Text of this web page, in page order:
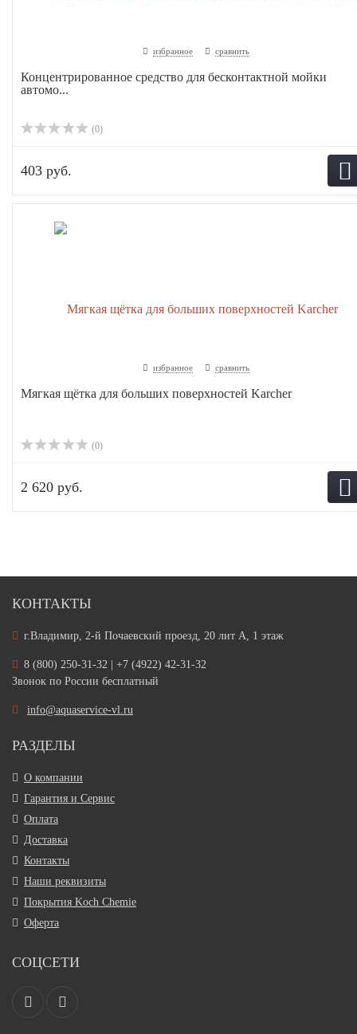
избранное сравнить
Концентрированное средство для бесконтактной мойки
автомо...
(0)
403 руб.
избранное сравнить
Мягкая щётка для больших поверхностей Karcher
(0)
2 620 руб.
КОНТАКТЫ
г.Владимир, 2-й Почаевский проезд, 20 лит А, 1 этаж
8 (800) 250-31-32 | +7 (4922) 42-31-32
Звонок по России бесплатный
info@aquaservice-vl.ru
РАЗДЕЛЫ
О компании
Гарантия и Сервис
Оплата
Доставка
Контакты
Наши реквизиты
Покрытия Koch Chemie
Оферта
СОЦСЕТИ